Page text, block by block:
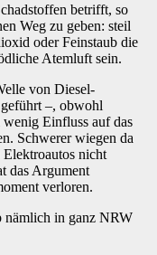
betrifft, so
Weg zu geben: steil
oder Feinstaub die
Atemluft sein.
von Diesel-
–, obwohl
wenig Einfluss auf das
Schwerer wiegen da
Elektroautos nicht
das Argument
verloren.
nämlich in ganz NRW